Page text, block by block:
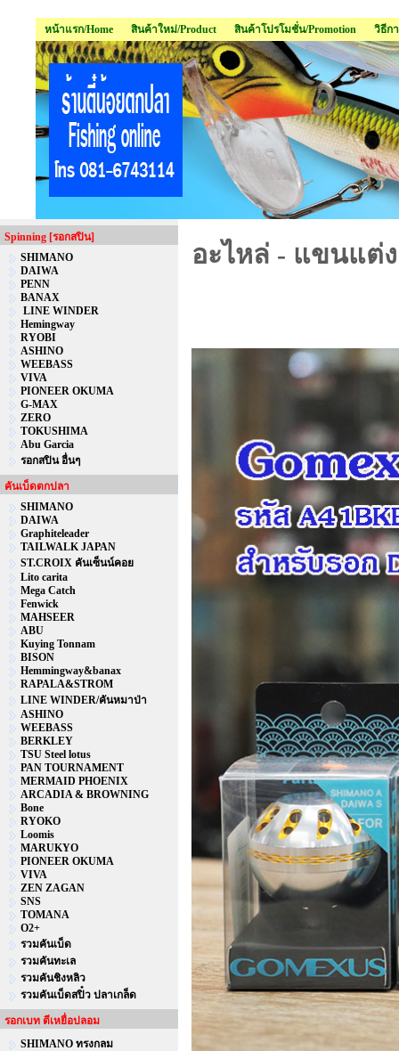
หน้าแรก/Home สินค้าใหม่/Product สินค้าโปรโมชั่น/Promotion วิธีก
Spinning [รอกสปิน]
SHIMANO
DAIWA
PENN
BANAX
LINE WINDER
Hemingway
RYOBI
ASHINO
WEEBASS
VIVA
PIONEER OKUMA
G-MAX
ZERO
TOKUSHIMA
Abu Garcia
รอกสปิน อื่นๆ
คันเบ็ดตกปลา
SHIMANO
DAIWA
Graphiteleader
TAILWALK JAPAN
ST.CROIX คันเซ็นน์คอย
Lito carita
Mega Catch
Fenwick
MAHSEER
ABU
Kuying Tonnam
BISON
Hemmingway&banax
RAPALA&STROM
LINE WINDER/คันหมาป่า
ASHINO
WEEBASS
BERKLEY
TSU Steel lotus
PAN TOURNAMENT
MERMAID PHOENIX
ARCADIA & BROWNING
Bone
RYOKO
Loomis
MARUKYO
PIONEER OKUMA
VIVA
ZEN ZAGAN
SNS
TOMANA
O2+
รวมคันเบ็ด
รวมคันทะเล
รวมคันชิงหลิว
รวมคันเบ็ดสปิ๋ว ปลาเกล็ด
รอกเบท ตีเหยื่อปลอม
SHIMANO ทรงกลม
อะไหล่ - แขนแต่ง